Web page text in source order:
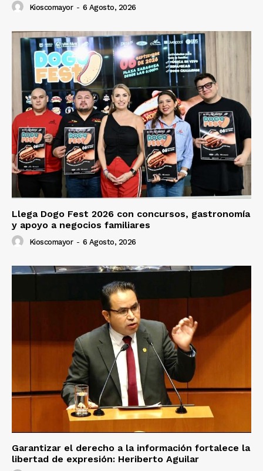
Kioscomayor - 6 Agosto, 2026
Llega Dogo Fest 2026 con concursos, gastronomía
y apoyo a negocios familiares
Kioscomayor - 6 Agosto, 2026
Garantizar el derecho a la información fortalece la
libertad de expresión: Heriberto Aguilar